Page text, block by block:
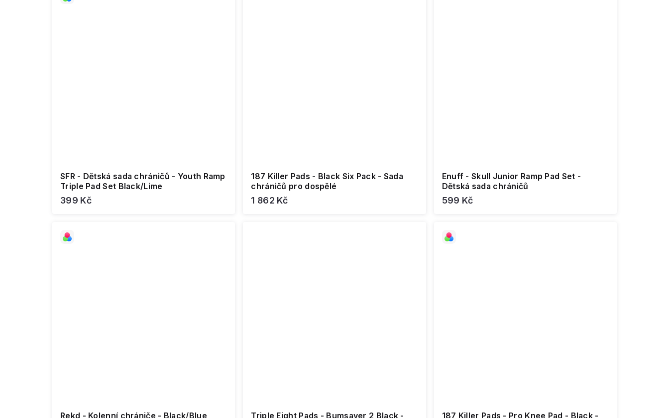
SFR - Dětská sada chráničů - Youth Ramp
Triple Pad Set Black/Lime
399 Kč
187 Killer Pads - Black Six Pack - Sada
chráničů pro dospělé
1 862 Kč
Enuff - Skull Junior Ramp Pad Set -
Dětská sada chráničů
599 Kč
Rekd - Kolenní chrániče - Black/Blue Triple Eight Pads - Bumsaver 2 Black - 187 Killer Pads - Pro Knee Pad - Black -